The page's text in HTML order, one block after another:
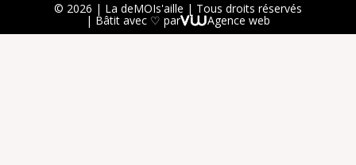
© 2026 | La deMOIs'aille | Tous droits réservés
| Bâtit avec ♡ par Agence web